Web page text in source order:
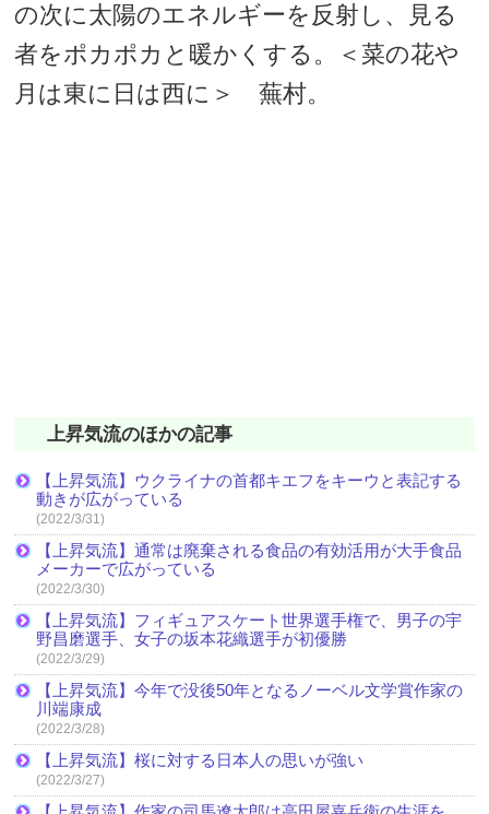
の次に太陽のエネルギーを反射し、見る
者をポカポカと暖かくする。＜菜の花や
月は東に日は西に＞ 蕪村。
上昇気流のほかの記事
【上昇気流】ウクライナの首都キエフをキーウと表記する
動きが広がっている
(2022/3/31)
【上昇気流】通常は廃棄される食品の有効活用が大手食品
メーカーで広がっている
(2022/3/30)
【上昇気流】フィギュアスケート世界選手権で、男子の宇
野昌磨選手、女子の坂本花織選手が初優勝
(2022/3/29)
【上昇気流】今年で没後50年となるノーベル文学賞作家の
川端康成
(2022/3/28)
【上昇気流】桜に対する日本人の思いが強い
(2022/3/27)